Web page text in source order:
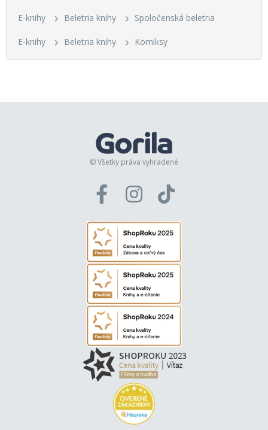
E-knihy Beletria knihy Spoločenská beletria
E-knihy Beletria knihy Komiksy
© Všetky práva vyhradené